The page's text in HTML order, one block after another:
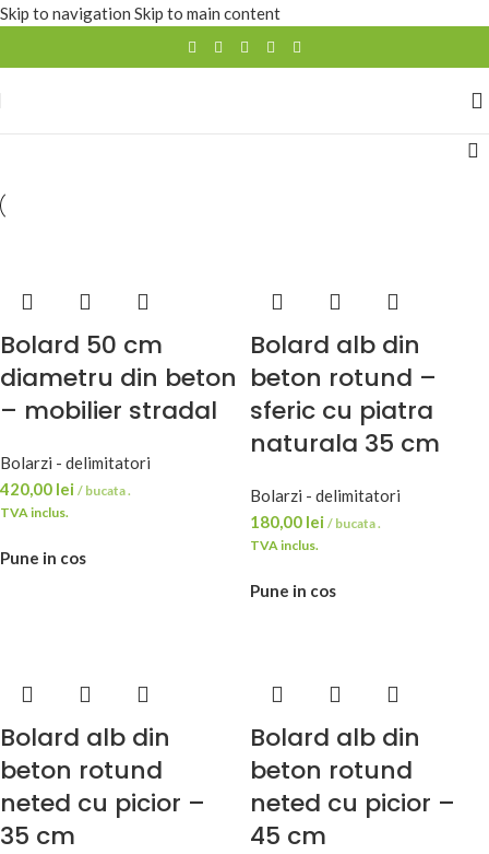
Skip to navigation Skip to main content
Bolard 50 cm
diametru din beton
– mobilier stradal
Bolarzi - delimitatori
420,00 lei / bucata .
TVA inclus.
Pune in cos
Bolard alb din
beton rotund –
sferic cu piatra
naturala 35 cm
Bolarzi - delimitatori
180,00 lei / bucata .
TVA inclus.
Pune in cos
Bolard alb din
beton rotund
neted cu picior –
35 cm
Bolard alb din
beton rotund
neted cu picior –
45 cm